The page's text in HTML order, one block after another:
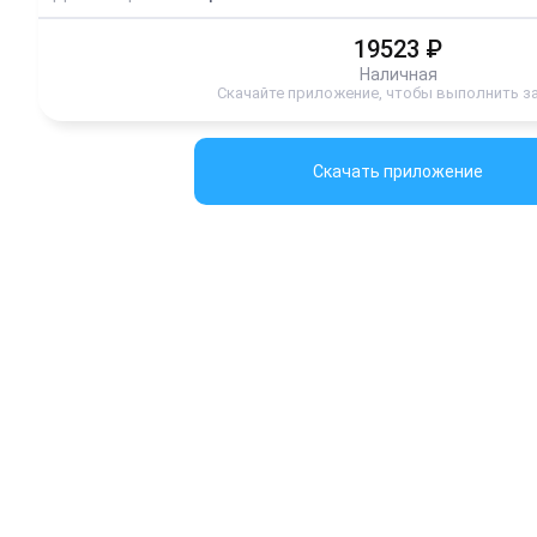
19523 ₽
Наличная
Скачайте приложение, чтобы выполнить
Скачать приложение